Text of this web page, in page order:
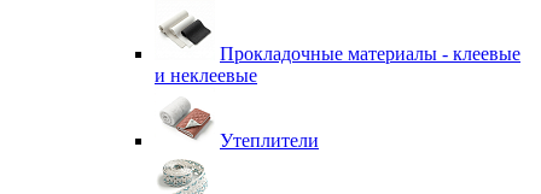
Прокладочные материалы - клеевые
и неклеевые
Утеплители